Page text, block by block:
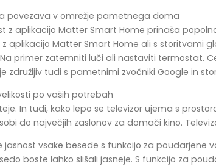
povezava v omrežje pametnega doma
z aplikacijo Matter Smart Home prinaša
aplikacijo Matter Smart Home ali s storitvami
primer zatemniti luči ali nastaviti termostat.
združljiv tudi s pametnimi zvočniki Google in
po vaših potrebah
In tudi, kako lepo se televizor ujema s
do največjih zaslonov za domači kino.
jasnost vsake besede s funkcijo za poudarjene
boste lahko slišali jasneje. S funkcijo za